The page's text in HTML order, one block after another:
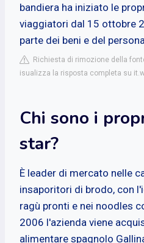
bandiera ha iniziato le
viaggiatori dal 15 ottobre
parte dei beni e del
Richiesta di rimozione della
isualizza la risposta completa su
Chi sono i
star?
È leader di mercato nelle
insaporitori di brodo, con
ragù pronti e nei noodles
2006 l'azienda viene
alimentare spagnolo